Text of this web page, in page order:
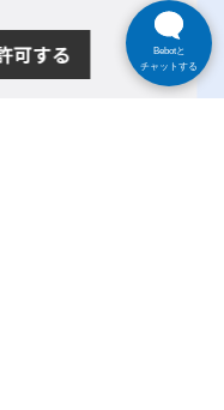
可する
Bebotと
チャットする